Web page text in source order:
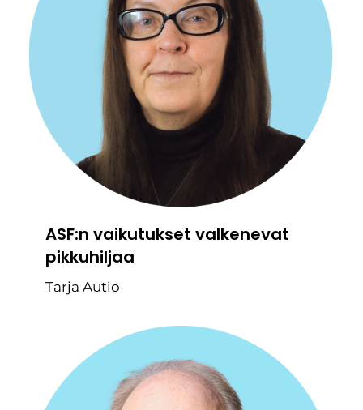
ASF:n vaikutukset valkenevat
pikkuhiljaa
Tarja Autio